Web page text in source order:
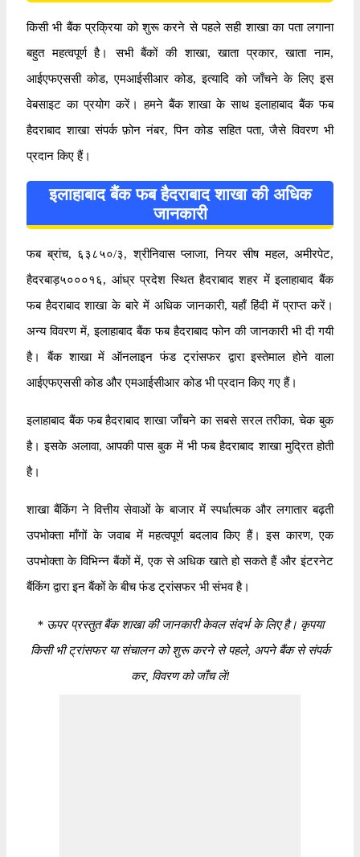
किसी भी बैंक प्रक्रिया को शुरू करने से पहले सही शाखा का पता लगाना
बहुत महत्वपूर्ण है। सभी बैंकों की शाखा, खाता प्रकार, खाता नाम,
आईएफएससी कोड, एमआईसीआर कोड, इत्यादि को जाँचने के लिए इस
वेबसाइट का प्रयोग करें। हमने बैंक शाखा के साथ इलाहाबाद बैंक फब
हैदराबाद शाखा संपर्क फ़ोन नंबर, पिन कोड सहित पता, जैसे विवरण भी
प्रदान किए हैं।
इलाहाबाद बैंक फब हैदराबाद शाखा की अधिक
जानकारी
फब ब्रांच, ६३८५०/३, श्रीनिवास प्लाजा, नियर सीष महल, अमीरपेट,
हैदरबाड़५०००१६, आंध्र प्रदेश स्थित हैदराबाद शहर में इलाहाबाद बैंक
फब हैदराबाद शाखा के बारे में अधिक जानकारी, यहाँ हिंदी में प्राप्त करें।
अन्य विवरण में, इलाहाबाद बैंक फब हैदराबाद फोन की जानकारी भी दी गयी
है। बैंक शाखा में ऑनलाइन फंड ट्रांसफर द्वारा इस्तेमाल होने वाला
आईएफएससी कोड और एमआईसीआर कोड भी प्रदान किए गए हैं।
इलाहाबाद बैंक फब हैदराबाद शाखा जाँचने का सबसे सरल तरीका, चेक बुक
है। इसके अलावा, आपकी पास बुक में भी फब हैदराबाद शाखा मुद्रित होती
है।
शाखा बैंकिंग ने वित्तीय सेवाओं के बाजार में स्पर्धात्मक और लगातार बढ़ती
उपभोक्ता माँगों के जवाब में महत्वपूर्ण बदलाव किए हैं। इस कारण, एक
उपभोक्ता के विभिन्न बैंकों में, एक से अधिक खाते हो सकते हैं और इंटरनेट
बैंकिंग द्वारा इन बैंकों के बीच फंड ट्रांसफर भी संभव है।
*ऊपर प्रस्तुत बैंक शाखा की जानकारी केवल संदर्भ के लिए है। कृपया
किसी भी ट्रांसफर या संचालन को शुरू करने से पहले, अपने बैंक से संपर्क
कर, विवरण को जाँच लें!